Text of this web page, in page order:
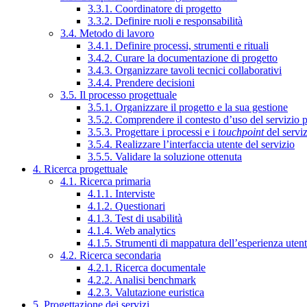
3.3.1. Coordinatore di progetto
3.3.2. Definire ruoli e responsabilità
3.4. Metodo di lavoro
3.4.1. Definire processi, strumenti e rituali
3.4.2. Curare la documentazione di progetto
3.4.3. Organizzare tavoli tecnici collaborativi
3.4.4. Prendere decisioni
3.5. Il processo progettuale
3.5.1. Organizzare il progetto e la sua gestione
3.5.2. Comprendere il contesto d’uso del servizio
3.5.3. Progettare i processi e i touchpointdel
3.5.4. Realizzare l’interfaccia utente del servizio
3.5.5. Validare la soluzione ottenuta
4. Ricerca progettuale
4.1. Ricerca primaria
4.1.1. Interviste
4.1.2. Questionari
4.1.3. Test di usabilità
4.1.4. Web analytics
4.1.5. Strumenti di mappatura dell’esperienza
4.2. Ricerca secondaria
4.2.1. Ricerca documentale
4.2.2. Analisi benchmark
4.2.3. Valutazione euristica
5. Progettazione dei servizi